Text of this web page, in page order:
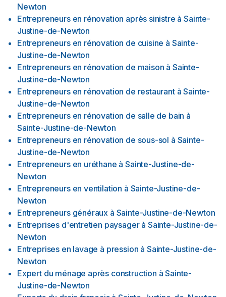
Newton
Entrepreneurs en rénovation après sinistre à Sainte-
Justine-de-Newton
Entrepreneurs en rénovation de cuisine à Sainte-
Justine-de-Newton
Entrepreneurs en rénovation de maison à Sainte-
Justine-de-Newton
Entrepreneurs en rénovation de restaurant à Sainte-
Justine-de-Newton
Entrepreneurs en rénovation de salle de bain à
Sainte-Justine-de-Newton
Entrepreneurs en rénovation de sous-sol à Sainte-
Justine-de-Newton
Entrepreneurs en uréthane à Sainte-Justine-de-
Newton
Entrepreneurs en ventilation à Sainte-Justine-de-
Newton
Entrepreneurs généraux à Sainte-Justine-de-Newton
Entreprises d'entretien paysager à Sainte-Justine-de-
Newton
Entreprises en lavage à pression à Sainte-Justine-de-
Newton
Expert du ménage après construction à Sainte-
Justine-de-Newton